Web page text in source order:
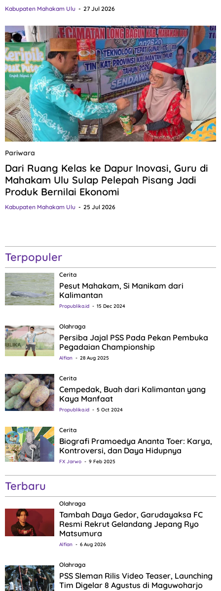
Kabupaten Mahakam Ulu 27 Jul 2026
Pariwara
Dari Ruang Kelas ke Dapur Inovasi, Guru di
Mahakam Ulu Sulap Pelepah Pisang Jadi
Produk Bernilai Ekonomi
Kabupaten Mahakam Ulu 25 Jul 2026
Terpopuler
Cerita
Pesut Mahakam, Si Manikam dari
Kalimantan
Propublika.id 15 Dec 2024
Olahraga
Persiba Jajal PSS Pada Pekan Pembuka
Pegadaian Championship
Alfian 28 Aug 2025
Cerita
Cempedak, Buah dari Kalimantan yang
Kaya Manfaat
Propublika.id 5 Oct 2024
Cerita
Biografi Pramoedya Ananta Toer: Karya,
Kontroversi, dan Daya Hidupnya
FX Jarwo 9 Feb 2025
Terbaru
Olahraga
Tambah Daya Gedor, Garudayaksa FC
Resmi Rekrut Gelandang Jepang Ryo
Matsumura
Alfian 6 Aug 2026
Olahraga
PSS Sleman Rilis Video Teaser, Launching
Tim Digelar 8 Agustus di Maguwoharjo